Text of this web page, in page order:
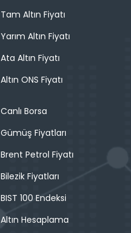
Tam Altın Fiyatı
Yarım Altın Fiyatı
Ata Altın Fiyatı
Altın ONS Fiyatı
Canlı Borsa
Gümüş Fiyatları
Brent Petrol Fiyatı
Bilezik Fiyatları
BIST 100 Endeksi
Altın Hesaplama